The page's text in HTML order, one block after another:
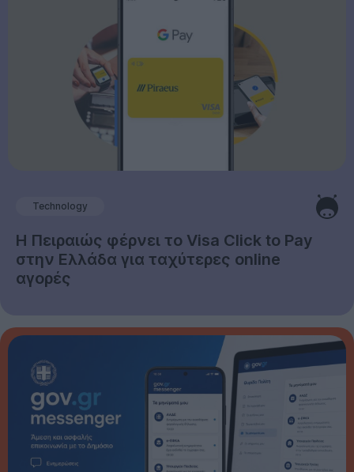
Technology
Η Πειραιώς φέρνει το Visa Click to Pay
στην Ελλάδα για ταχύτερες online
αγορές